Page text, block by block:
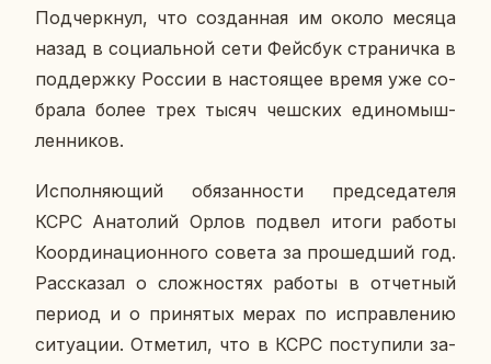
Под­черк­нул, что со­здан­ная им около месяца
назад в со­ци­аль­ной сети Фейс­бук стра­нич­ка в
под­держ­ку России в на­сто­я­щее время уже со­
бра­ла более трех тысяч чеш­ских еди­но­мыш­
лен­ни­ков.
Ис­пол­ня­ю­щий обя­зан­но­сти пред­се­да­те­ля
КСРС Ана­то­лий Орлов подвел итоги работы
Ко­ор­ди­на­ци­он­но­го совета за про­шед­ший год.
Рас­ска­зал о слож­но­стях работы в от­чет­ный
период и о при­ня­тых мерах по ис­прав­ле­нию
си­ту­а­ции. От­ме­тил, что в КСРС по­сту­пи­ли за­